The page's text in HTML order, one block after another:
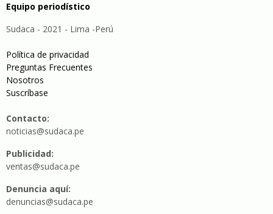
Equipo periodístico
Sudaca - 2021 - Lima -Perú
Política de privacidad
Preguntas Frecuentes
Nosotros
Suscríbase
Contacto:
noticias@sudaca.pe
Publicidad:
ventas@sudaca.pe
Denuncia aquí:
denuncias@sudaca.pe